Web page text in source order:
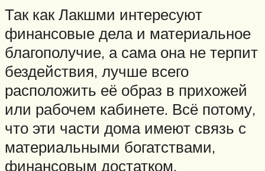
Так как Лакшми интересуют
финансовые дела и материальное
благополучие, а сама она не терпит
бездействия, лучше всего
расположить её образ в прихожей
или рабочем кабинете. Всё потому,
что эти части дома имеют связь с
материальными богатствами,
финансовым достатком,